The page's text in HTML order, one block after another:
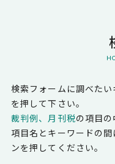
検索フォームに調べた
を押して下さい。
裁判例、月刊税の項目の
項目名とキーワードの間
ンを押してください。